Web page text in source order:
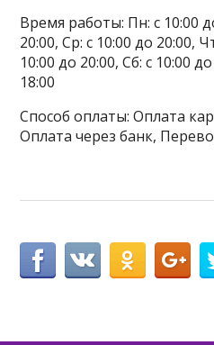
Время работы: Пн: с 10:00
20:00, Ср: с 10:00 до 20:00,
10:00 до 20:00, Сб: с 10:00
18:00
Способ оплаты: Оплата
Оплата через банк,